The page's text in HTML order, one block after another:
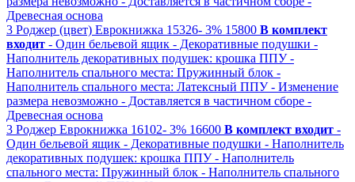
Древесная основа
3 Роджер (цвет) Еврокнижка 15326- 3% 15800 В комплект
входит - Один бельевой ящик - Декоративные подушки -
Наполнитель декоративных подушек: крошка ППУ -
Наполнитель спального места: Пружинный блок -
Наполнитель спального места: Латексный ППУ - Изменение
размера невозможно - Доставляется в частичном сборе -
Древесная основа
3 Роджер Еврокнижка 16102- 3% 16600 В комплект входит -
Один бельевой ящик - Декоративные подушки - Наполнитель
декоративных подушек: крошка ППУ - Наполнитель
спального места: Пружинный блок - Наполнитель спального